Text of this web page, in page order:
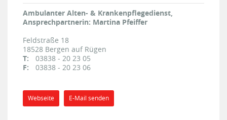
Ambulanter Alten- & Krankenpflegedienst,
Ansprechpartnerin: Martina Pfeiffer
Feldstraße 18
18528 Bergen auf Rügen
T:
03838 - 20 23 05
F:
03838 - 20 23 06
Webseite E-Mail senden